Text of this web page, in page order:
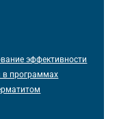
эффективности
в программах